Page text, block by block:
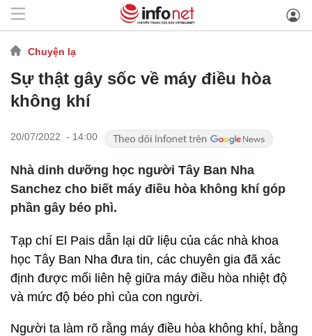
Chuyện lạ
Sự thật gây sốc về máy điều hòa
không khí
20/07/2022 - 14:00
Nhà dinh dưỡng học người Tây Ban Nha
Sanchez cho biết máy điều hòa không khí góp
phần gây béo phì.
Tạp chí El Pais dẫn lại dữ liệu của các nhà khoa
học Tây Ban Nha đưa tin, các chuyên gia đã xác
định được mối liên hệ giữa máy điều hòa nhiệt độ
và mức độ béo phì của con người.
Người ta làm rõ rằng máy điều hòa không khí, bằng